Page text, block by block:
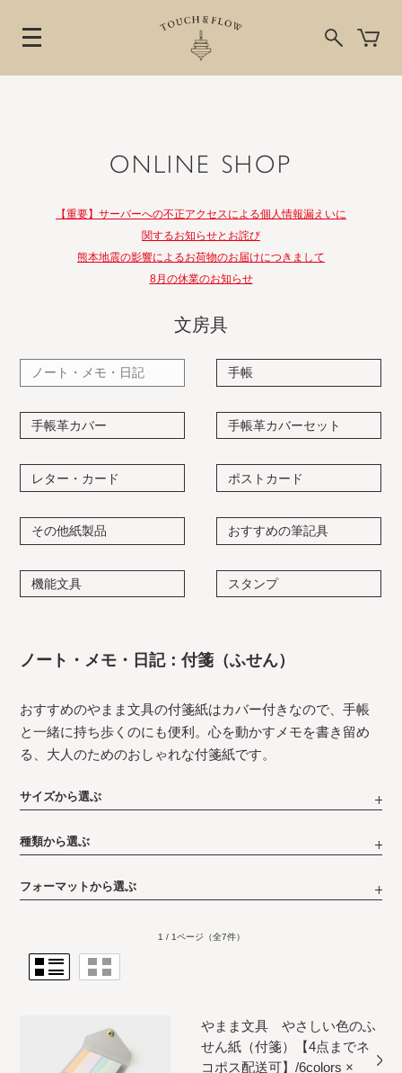
ONLINE SHOP
【重要】サーバーへの不正アクセスによる個人情報漏えいに
関するお知らせとお詫び
熊本地震の影響によるお荷物のお届けにつきまして
8月の休業のお知らせ
文房具
ノート・メモ・日記 手帳
手帳革カバー 手帳革カバーセット
レター・カード ポストカード
その他紙製品 おすすめの筆記具
機能文具 スタンプ
ノート・メモ・日記：付箋（ふせん）
おすすめのやまま文具の付箋紙はカバー付きなので、手帳
と一緒に持ち歩くのにも便利。心を動かすメモを書き留め
る、大人のためのおしゃれな付箋紙です。
サイズから選ぶ
種類から選ぶ
フォーマットから選ぶ
1 / 1ページ （全7件）
やまま文具 やさしい色のふ
せん紙（付箋）【4点までネ
コポス配送可】/6colors ×